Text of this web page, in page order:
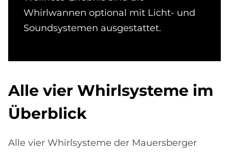
Whirlwannen optional mit Licht- und
Soundsystemen ausgestattet.
Alle vier Whirl­sy­ste­me im
Über­bli­ck
Alle vier Whirlsysteme der Mauersberger